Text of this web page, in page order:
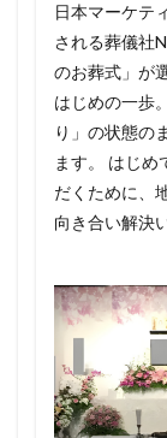
日本マーケテ
される葬儀社
のお葬式」が
はじめの一歩
り」の状態の
ます。 はじ
だくために、
向き合い解決